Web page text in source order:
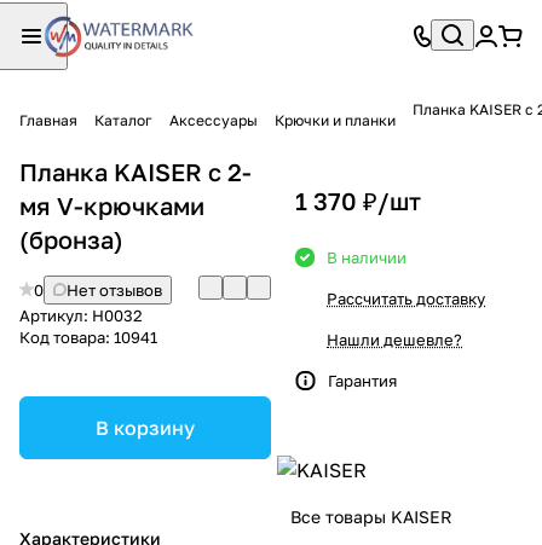
Главная Каталог Аксессуары Крючки и планки
Планка KAISER
Планка KAISER с 2-
мя V-крючками
(бронза)
0
Нет отзывов
Артикул: H0032
Код товара: 10941
В корзину
Характеристики
1 370 ₽/шт
В наличии
Рассчитать доставку
Нашли дешевле?
Гарантия
Все товары KAISER